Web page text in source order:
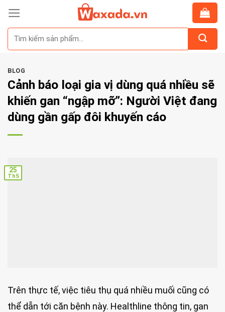
Skip
content
BLOG
Cảnh báo loại gia vị dùng quá nhiều sẽ
khiến gan “ngập mỡ”: Người Việt đang
dùng gần gấp đôi khuyến cáo
25
Th5
Trên thực tế, việc tiêu thụ quá nhiều muối cũng có
thể dẫn tới căn bệnh này. Healthline thông tin, gan